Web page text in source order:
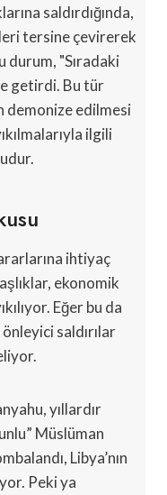
saldırdığında,
tersine çevirerek
durum, "Sıradaki
getirdi. Bu tür
demonize edilmesi
ilgili
ihtiyaç
ekonomik
Eğer bu da
saldırılar
yıllardır
Müslüman
Libya’nın
Peki ya